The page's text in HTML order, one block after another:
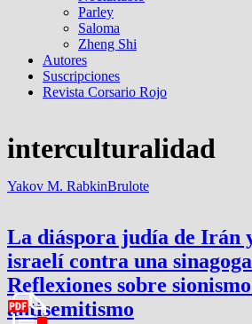
Parley
Saloma
Zheng Shi
Autores
Suscripciones
Revista Corsario Rojo
interculturalidad
Yakov M. RabkinBrulote
La diáspora judía de Irán
israelí contra una
Reflexiones sobre
antisemitismo